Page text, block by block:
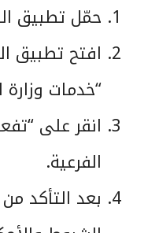
حمّل تطبيق
افتح تطبيق
“خدمات وزارة
انقر على
الفرعية.
بعد التأكد